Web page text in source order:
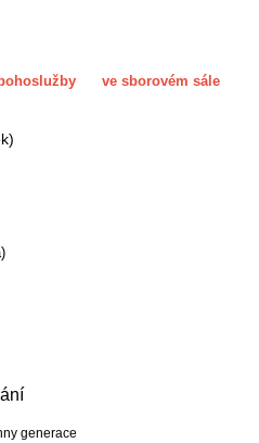
bohoslužby ve sborovém sále
generace